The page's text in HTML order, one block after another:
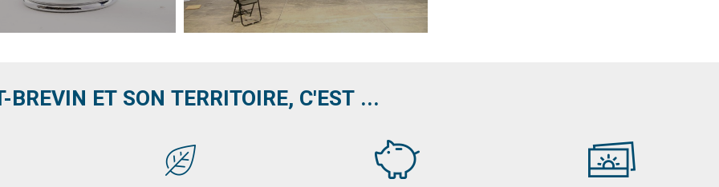
BREVIN ET SON TERRITOIRE, C'EST ...